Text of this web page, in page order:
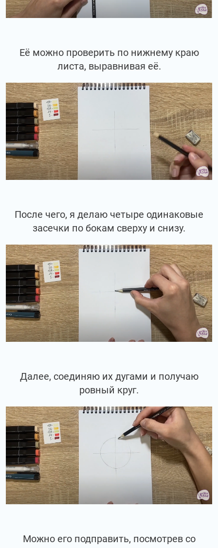
Её можно проверить по нижнему краю
листа, выравнивая её.
После чего, я делаю четыре одинаковые
засечки по бокам сверху и снизу.
Далее, соединяю их дугами и получаю
ровный круг.
Можно его подправить, посмотрев со